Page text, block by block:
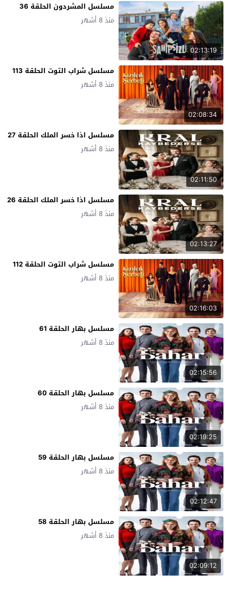
02:13:19
مسلسل المشردون الحلقة 36
منذ 8 أشهر
02:08:34
مسلسل شراب التوت الحلقة 113
منذ 8 أشهر
02:11:50
مسلسل اذا خسر الملك الحلقة 27
منذ 8 أشهر
02:13:27
مسلسل اذا خسر الملك الحلقة 26
منذ 8 أشهر
02:16:03
مسلسل شراب التوت الحلقة 112
منذ 8 أشهر
02:15:56
مسلسل بهار الحلقة 61
منذ 8 أشهر
02:19:25
مسلسل بهار الحلقة 60
منذ 8 أشهر
02:12:47
مسلسل بهار الحلقة 59
منذ 8 أشهر
02:09:12
مسلسل بهار الحلقة 58
منذ 8 أشهر